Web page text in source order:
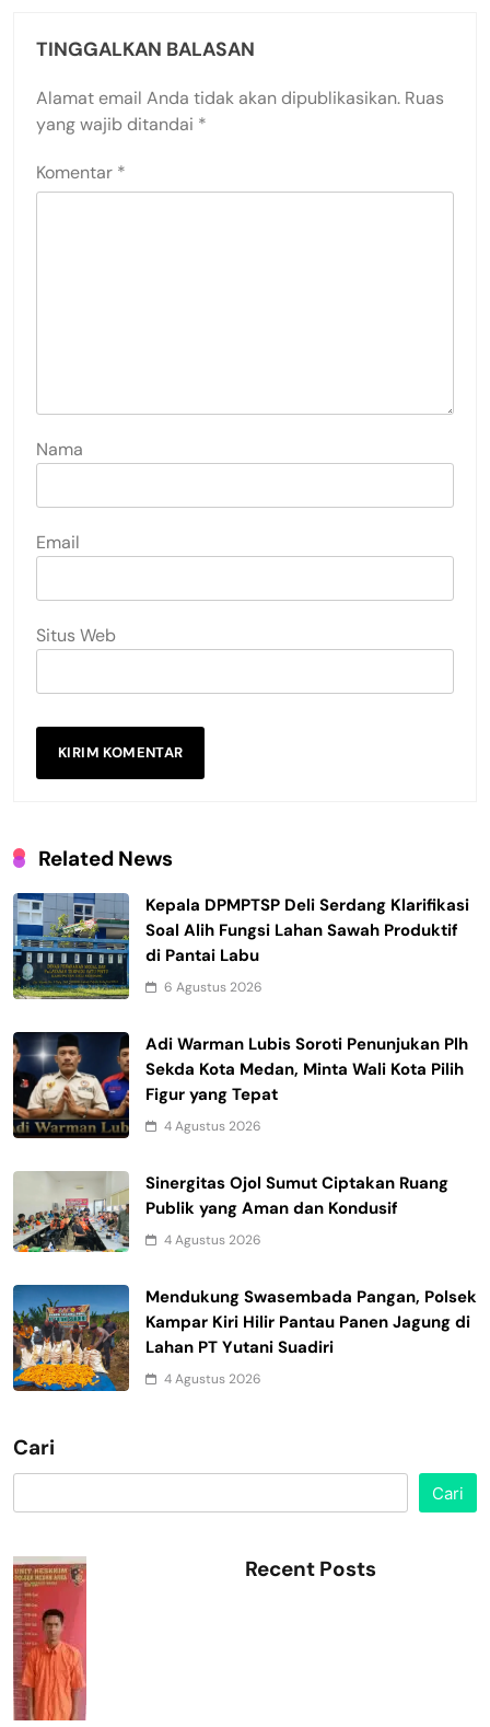
TINGGALKAN BALASAN
Alamat email Anda tidak akan dipublikasikan. Ruas
yang wajib ditandai *
Komentar *
Nama
Email
Situs Web
Related News
Kepala DPMPTSP Deli Serdang Klarifikasi
Soal Alih Fungsi Lahan Sawah Produktif
di Pantai Labu
6 Agustus 2026
Adi Warman Lubis Soroti Penunjukan Plh
Sekda Kota Medan, Minta Wali Kota Pilih
Figur yang Tepat
4 Agustus 2026
Sinergitas Ojol Sumut Ciptakan Ruang
Publik yang Aman dan Kondusif
4 Agustus 2026
Mendukung Swasembada Pangan, Polsek
Kampar Kiri Hilir Pantau Panen Jagung di
Lahan PT Yutani Suadiri
4 Agustus 2026
Cari
Cari
Recent Posts